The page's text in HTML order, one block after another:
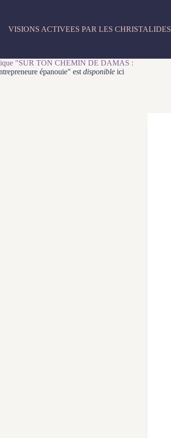
VISIONS ACTIVEES PAR LES CHRISTALIDES
"SUR TON CHEMIN DE DAMAS :
épanouie" est disponibleici